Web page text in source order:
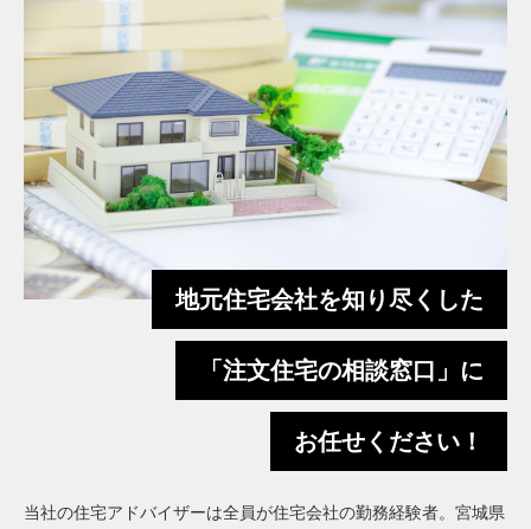
地元住宅会社を知り尽くした
「注文住宅の相談窓口」に
お任せください！
当社の住宅アドバイザーは全員が住宅会社の勤務経験者。宮城県